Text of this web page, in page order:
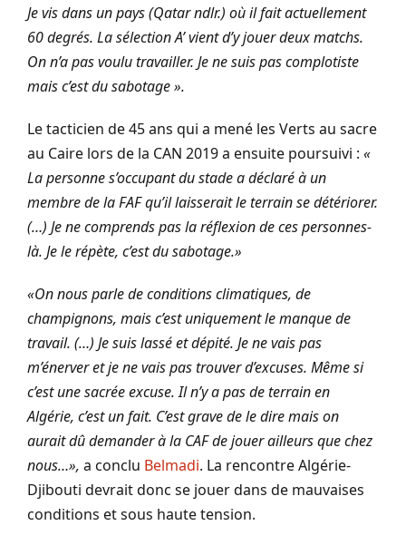
Je vis dans un pays (Qatar ndlr.) où il fait actuellement
60 degrés. La sélection A’ vient d’y jouer deux matchs.
On n’a pas voulu travailler. Je ne suis pas complotiste
mais c’est du sabotage ».
Le tacticien de 45 ans qui a mené les Verts au sacre
au Caire lors de la CAN 2019 a ensuite poursuivi : «
La personne s’occupant du stade a déclaré à un
membre de la FAF qu’il laisserait le terrain se détériorer.
(…) Je ne comprends pas la réflexion de ces personnes-
là. Je le répète, c’est du sabotage.»
«On nous parle de conditions climatiques, de
champignons, mais c’est uniquement le manque de
travail. (…) Je suis lassé et dépité. Je ne vais pas
m’énerver et je ne vais pas trouver d’excuses. Même si
c’est une sacrée excuse. Il n’y a pas de terrain en
Algérie, c’est un fait. C’est grave de le dire mais on
aurait dû demander à la CAF de jouer ailleurs que chez
nous…», a conclu Belmadi. La rencontre Algérie-
Djibouti devrait donc se jouer dans de mauvaises
conditions et sous haute tension.